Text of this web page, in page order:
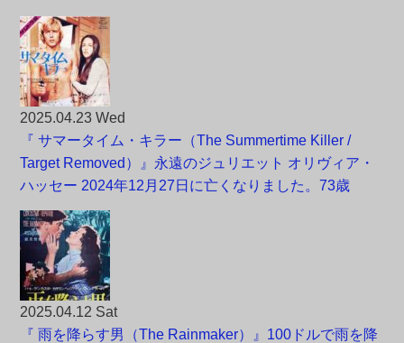
2025.04.23 Wed
『 サマータイム・キラー（The Summertime Killer /
Target Removed）』永遠のジュリエット オリヴィア・
ハッセー 2024年12月27日に亡くなりました。73歳
2025.04.12 Sat
『 雨を降らす男（The Rainmaker）』100ドルで雨を降